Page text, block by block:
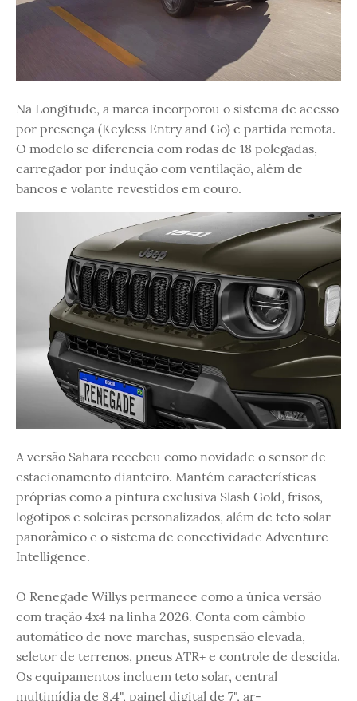
Na Longitude, a marca incorporou o sistema de acesso
por presença (Keyless Entry and Go) e partida remota.
O modelo se diferencia com rodas de 18 polegadas,
carregador por indução com ventilação, além de
bancos e volante revestidos em couro.
A versão Sahara recebeu como novidade o sensor de
estacionamento dianteiro. Mantém características
próprias como a pintura exclusiva Slash Gold, frisos,
logotipos e soleiras personalizados, além de teto solar
panorâmico e o sistema de conectividade Adventure
Intelligence.
O Renegade Willys permanece como a única versão
com tração 4x4 na linha 2026. Conta com câmbio
automático de nove marchas, suspensão elevada,
seletor de terrenos, pneus ATR+ e controle de descida.
Os equipamentos incluem teto solar, central
multimídia de 8,4", painel digital de 7", ar-